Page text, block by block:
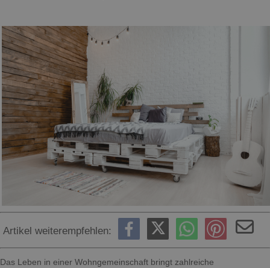
Artikel weiterempfehlen:
Das Leben in einer Wohngemeinschaft bringt zahlreiche